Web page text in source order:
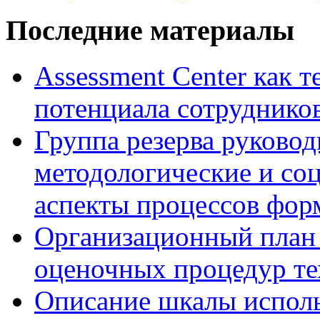
Последние материалы
Assessment Center как
потенциала
Группа резерва
методологические и
аспекты процессов
Организационный
оценочных процедур
Описание шкалы